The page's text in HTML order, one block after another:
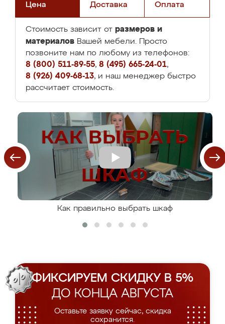
Цена Доставка Оплата
Стоимость зависит от размеров и
материалов Вашей мебели. Просто
позвоните нам по любому из телефонов:
8 (800) 511-89-55, 8 (495) 665-24-01,
8 (926) 409-68-13, и наш менеджер быстро
рассчитает стоимость.
Как правильно выбрать шкаф
ФИКСИРУЕМ СКИДКУ В 5%
ДО КОНЦА АВГУСТА
Оставьте заявку сейчас, скидка
сохранится.